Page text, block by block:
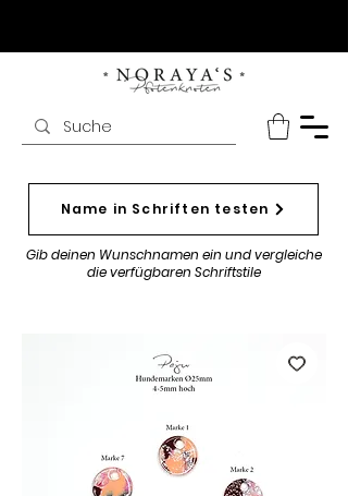
Name in Schriften testen
Gib deinen Wunschnamen ein und vergleiche
die verfügbaren Schriftstile